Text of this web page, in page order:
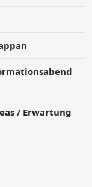
/ Erwartung